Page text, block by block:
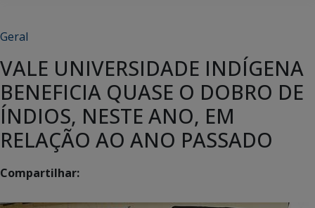
Geral
VALE UNIVERSIDADE INDÍGENA
BENEFICIA QUASE O DOBRO DE
ÍNDIOS, NESTE ANO, EM
RELAÇÃO AO ANO PASSADO
Compartilhar: